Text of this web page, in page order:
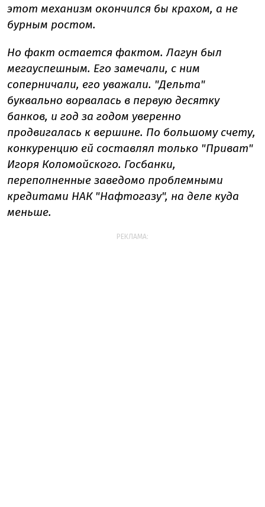
этот механизм окончился бы крахом, а не
бурным ростом.
Но факт остается фактом. Лагун был
мегауспешным. Его замечали, с ним
соперничали, его уважали. "Дельта"
буквально ворвалась в первую десятку
банков, и год за годом уверенно
продвигалась к вершине. По большому счету,
конкуренцию ей составлял только "Приват"
Игоря Коломойского. Госбанки,
переполненные заведомо проблемными
кредитами НАК "Нафтогазу", на деле куда
меньше.
РЕКЛАМА: